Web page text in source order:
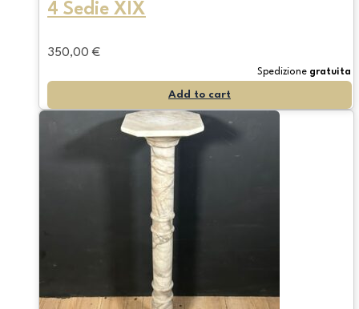
4 Sedie XIX
350,00 €
Spedizione gratuita
Add to cart